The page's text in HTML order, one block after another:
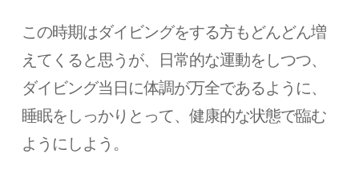
この時期はダイビングをする方もどんどん増
えてくると思うが、日常的な運動をしつつ、
ダイビング当日に体調が万全であるように、
睡眠をしっかりとって、健康的な状態で臨む
ようにしよう。